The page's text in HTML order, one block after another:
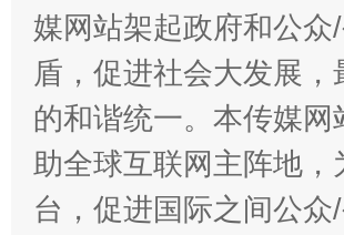
媒网站架起政府和公
盾，促进社会大发展
的和谐统一。本传媒
助全球互联网主阵地
台，促进国际之间公